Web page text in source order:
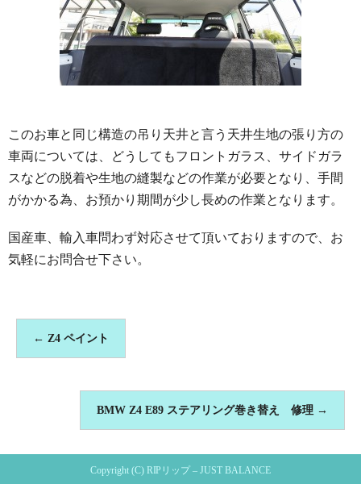
このお車と同じ構造の吊り天井と言う天井生地の張り方の
車両については、どうしてもフロントガラス、サイドガラ
スなどの脱着や生地の縫製などの作業が必要となり、手間
がかかる為、お預かり期間が少し長めの作業となります。
国産車、輸入車問わず対応させて頂いておりますので、お
気軽にお問合せ下さい。
← Z4 ペイント
BMW Z4 E89 ステアリング巻き替え 修理 →
Copyright (C) RIPリップ – JUST BALANCE